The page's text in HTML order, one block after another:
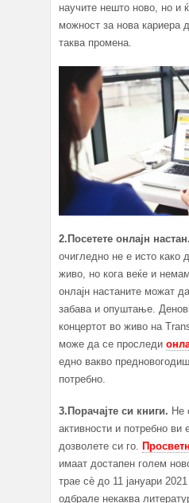
научите нешто ново, но и
можност за нова кариера
таква променa.
2.Посетете онлајн настан.
очигледно не е исто како
живо, но кога веќе и
онлајн настаните можат
забава и опуштање.
концертот во живо на
може да се проследи
едно вакво
потребно.
3.Порачајте си книги. Не
активности и потребно
дозволете си го.
имаат достапен голем
трае сѐ до 11 јануари
одбрале некаква